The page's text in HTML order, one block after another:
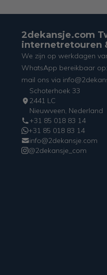
2dekansje.com
internetretouren
We zijn op werkdagen
WhatsApp bereikbaar
mail ons via
Schoterhoek 33
2441 LC
Nieuwveen, Nederland
+31 85 018 83 14
+31 85 018 83 14
info@2dekansje.com
@2dekansje_com